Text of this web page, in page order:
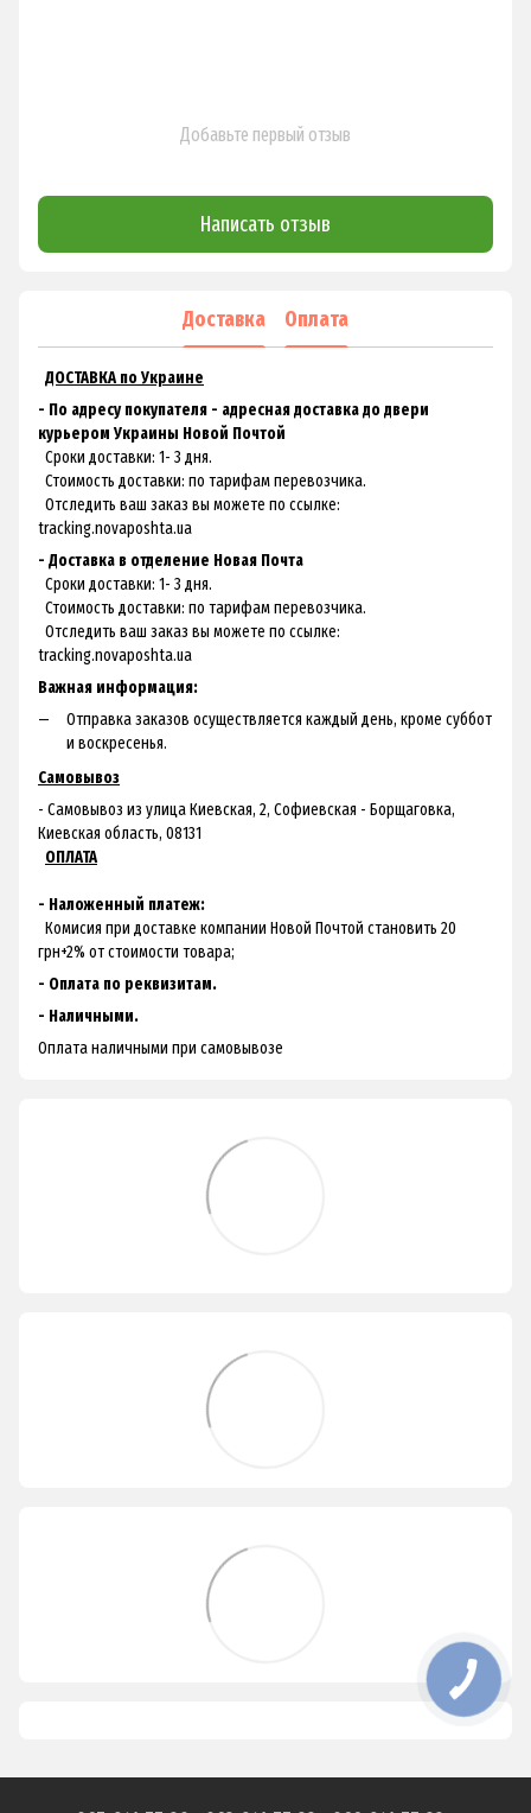
Добавьте первый отзыв
Написать отзыв
Доставка Оплата
ДОСТАВКА по Украине
- По адресу покупателя - адресная доставка до двери
курьером Украины Новой Почтой
Сроки доставки: 1- 3 дня.
Стоимость доставки: по тарифам перевозчика.
Отследить ваш заказ вы можете по ссылке:
tracking.novaposhta.ua
- Доставка в отделение Новая Почта
Сроки доставки: 1- 3 дня.
Стоимость доставки: по тарифам перевозчика.
Отследить ваш заказ вы можете по ссылке:
tracking.novaposhta.ua
Важная информация:
Отправка заказов осуществляется каждый день, кроме суббот
и воскресенья.
Самовывоз
- Самовывоз из улица Киевская, 2, Софиевская - Борщаговка,
Киевская область, 08131
ОПЛАТА
- Наложенный платеж:
Комисия при доставке компании Новой Почтой становить 20
грн+2% от стоимости товара;
- Оплата по реквизитам.
- Наличными.
Оплата наличными при самовывозе